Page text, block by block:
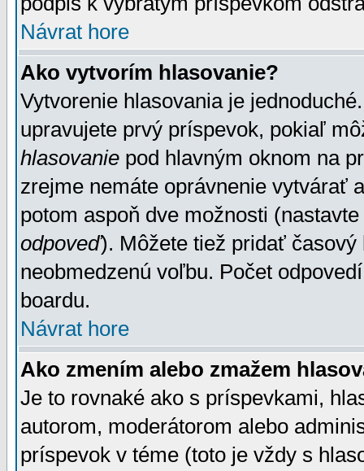
Návrat hore
Ako vytvorím hlasovanie?
Vytvorenie hlasovania je
upravujete prvý príspevok, pokiaľ
hlasovanie pod hlavným oknom na
zrejme nemáte oprávnenie vytvárať
potom aspoň dve možnosti
odpoveď). Môžete tiež pridať
neobmedzenú voľbu. Počet
boardu.
Návrat hore
Ako zmením alebo zmažem
Je to rovnaké ako s príspevkami,
autorom, moderátorom alebo
príspevok v téme (toto je vždy s